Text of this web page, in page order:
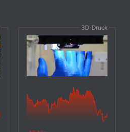
3D-Druck